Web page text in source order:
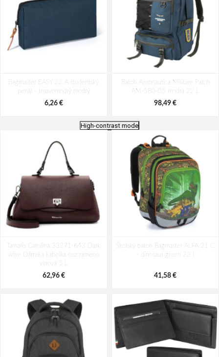
Bagmaster EASY 22 A študentský
penál - tmavomodrý modrý
6,26 €
Batoh Aeronautica Militare Patch
AM-580-05 modrá 22 L
98,49 €
Rosé 35 l
49,10 €
AM-581-05 modrá 19 L
94,29 €
High-contrast mode
Tamaris Carolina 33271-643 Dark
wine Dámska kabelka cez rameno
vínová 5 L
62,96 €
Školský batoh Bagmaster ALFA 21 C
- dinosaur green 23 l
41,58 €